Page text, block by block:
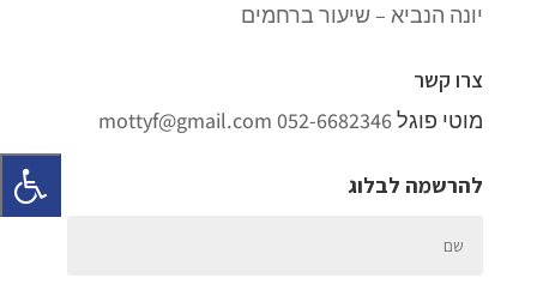
יונה הנביא – שיעור ברחמים
צרו קשר
מוטי פוגל052-6682346
mottyf@gmail.com
להרשמה לבלוג